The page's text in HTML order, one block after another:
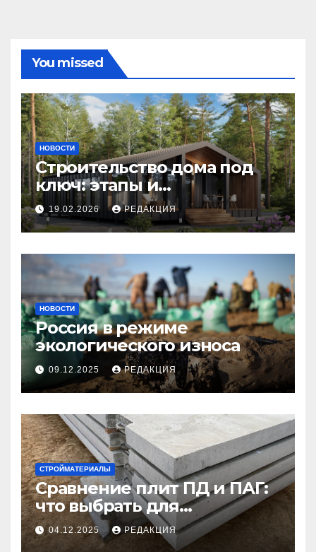
You missed
НОВОСТИ
Строительство дома под
ключ: этапы и
планирование бюджета
19.02.2026 РЕДАКЦИЯ
НОВОСТИ
Россия в режиме
экологического износа
09.12.2025 РЕДАКЦИЯ
СТРОЙМАТЕРИАЛЫ
Сравнение плит ПД и ПАГ:
что выбрать для
долговечного и прочного
покрытия
04.12.2025 РЕДАКЦИЯ